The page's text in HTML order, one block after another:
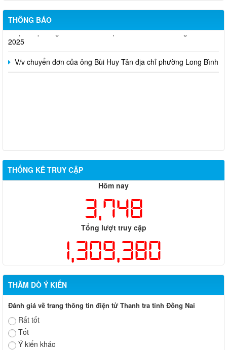
THÔNG BÁO
Lịch tiếp công dân của Lãnh đạo Thanh tra tỉnh tháng 12 năm
2025
V/v chuyển đơn của ông Bùi Huy Tân địa chỉ phường Long Bình
THỐNG KÊ TRUY CẬP
Hôm nay
3,748
Tổng lượt truy cập
1,309,380
THĂM DÒ Ý KIẾN
Đánh giá về trang thông tin điện tử Thanh tra tỉnh Đồng Nai
Rất tốt
Tốt
Ý kiến khác